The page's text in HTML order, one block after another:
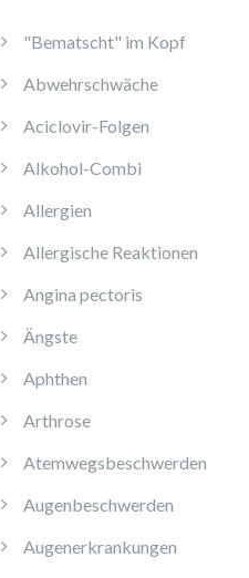
"Bematscht" im Kopf
Abwehrschwäche
Aciclovir-Folgen
Alkohol-Combi
Allergien
Allergische Reaktionen
Angina pectoris
Ängste
Aphthen
Arthrose
Atemwegsbeschwerden
Augenbeschwerden
Augenerkrankungen